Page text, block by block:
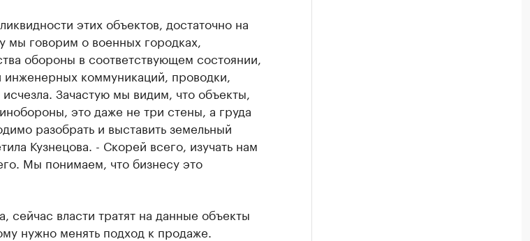
этих объектов, достаточно на
мы говорим о военных городках,
обороны в соответствующем состоянии,
коммуникаций, проводки,
Зачастую мы видим, что объекты,
это даже не три стены, а груда
разобрать и выставить земельный
Кузнецова. - Скорей всего, изучать нам
Мы понимаем, что бизнесу это
сейчас власти тратят на данные объекты
нужно менять подход к продаже.